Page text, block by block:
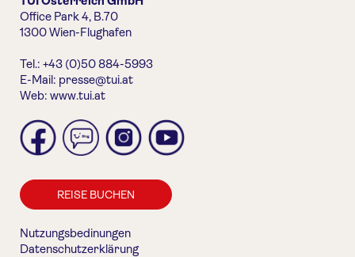
Office Park 4, B.70
1300 Wien-Flughafen
Tel.: +43 (0)50 884-5993
E-Mail: presse@tui.at
Web: www.tui.at
REISE BUCHEN
Nutzungsbedinungen
Datenschutzerklärung